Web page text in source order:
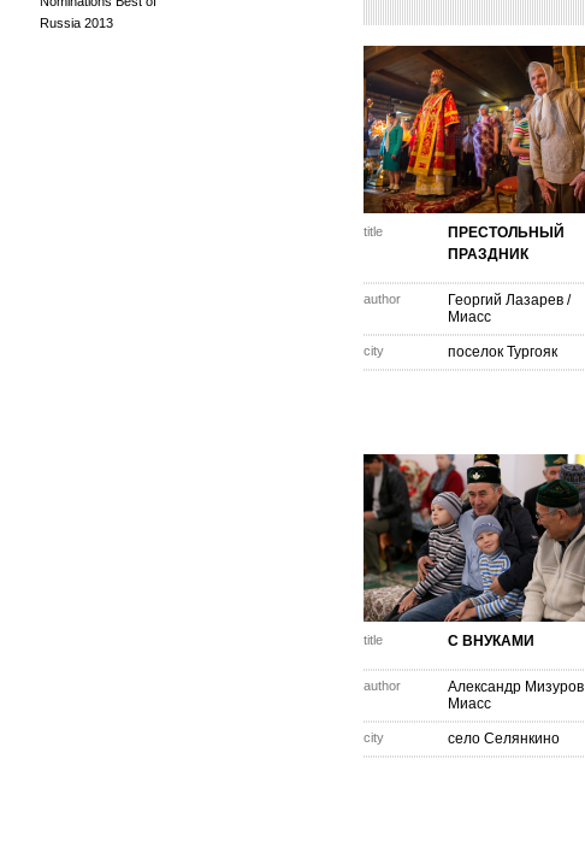
Russia 2013
title
ПРЕСТОЛЬНЫЙ
ПРАЗДНИК
author Георгий Лазарев /
Миасс
city поселок Тургояк
title С ВНУКАМИ
author Александр Мизуров
Миасс
city село Селянкино